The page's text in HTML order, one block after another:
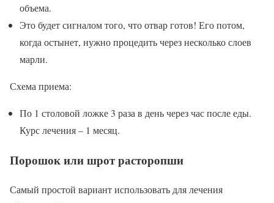
объема.
Это будет сигналом того, что отвар готов! Его потом,
когда остынет, нужно процедить через несколько слоев
марли.
Схема приема:
По 1 столовой ложке 3 раза в день через час после еды.
Курс лечения – 1 месяц.
Порошок или шрот расторопши
Самый простой вариант использовать для лечения